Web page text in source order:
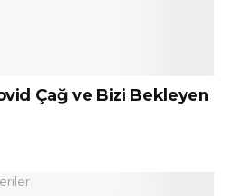
Çağ ve Bizi Bekleyen